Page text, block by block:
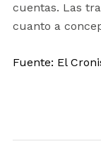
cuentas. Las
cuanto a
Fuente: El